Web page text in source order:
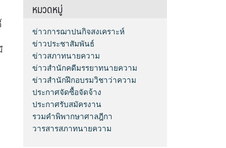
หมวดหมู่
ข่าวการฌาปนกิจสงเคราะห์
ข่าวประชาสัมพันธ์
ข่าวสภาทนายความ
ข่าวสำนักคดีมรรยาทนายความ
ข่าวสำนักฝึกอบรมวิชาว่าความ
ประกาศจัดซื้อจัดจ้าง
ประกาศรับสมัครงาน
รวมคำพิพากษาศาลฎีกา
วารสารสภาทนายความ